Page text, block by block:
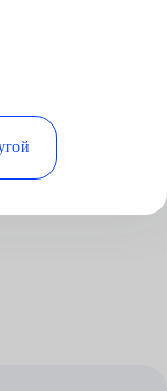
Воды
Дону
для